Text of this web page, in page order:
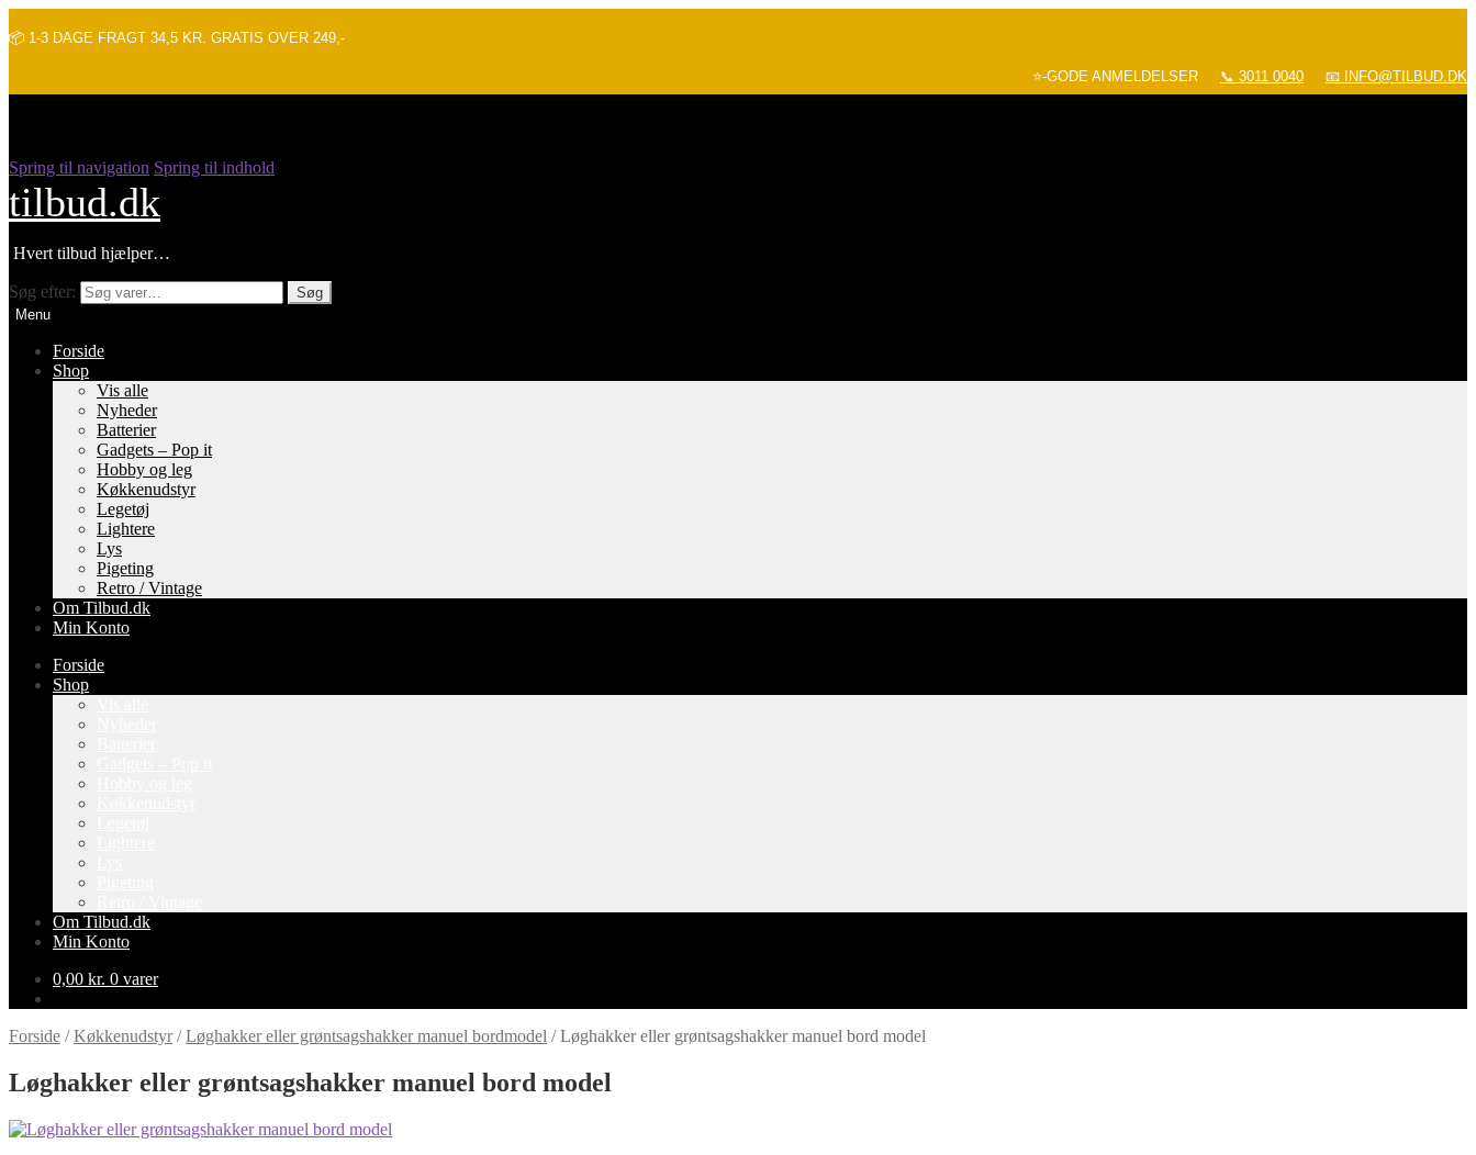
📦 1-3 DAGE FRAGT 34,5 KR. GRATIS OVER 249,-
⭐-GODE ANMELDELSER 📞 3011 0040 📧 INFO@TILBUD.DK
Spring til navigation Spring til indhold
tilbud.dk
Hvert tilbud hjælper…
Søg efter:
Søg
Menu
Forside
Shop
Vis alle
Nyheder
Batterier
Gadgets – Pop it
Hobby og leg
Køkkenudstyr
Legetøj
Lightere
Lys
Pigeting
Retro / Vintage
Om Tilbud.dk
Min Konto
Forside
Shop
Om Tilbud.dk
Min Konto
0,00 kr. 0 varer
Forside /Køkkenudstyr/Løghakker eller grøntsagshakker manuel bordmodel /Løghakker eller grøntsagshakker manuel bord model
Løghakker eller grøntsagshakker manuel bord model